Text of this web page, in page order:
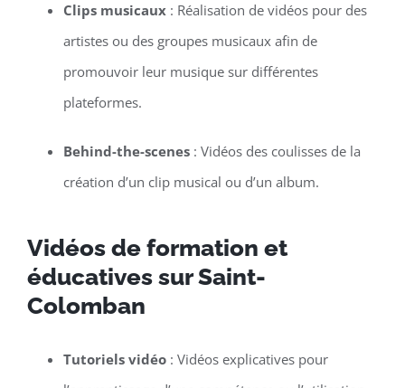
Clips musicaux: Réalisation de vidéos pour des
artistes ou des groupes musicaux afin de
promouvoir leur musique sur différentes
plateformes.
Behind-the-scenes: Vidéos des coulisses de la
création d’un clip musical ou d’un album.
Vidéos de formation et
éducatives sur Saint-
Colomban
Tutoriels vidéo: Vidéos explicatives pour